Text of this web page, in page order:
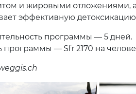
и жировыми отложениями, а
эффективную
программы — 5 дней.
программы — Sfr 2170 на